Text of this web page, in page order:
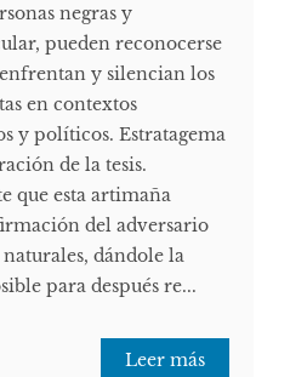
negras y
pueden reconocerse
y silencian los
en contextos
y políticos. Estratagema
de la tesis.
que esta artimaña
del adversario
dándole la
para después re...
Leer más